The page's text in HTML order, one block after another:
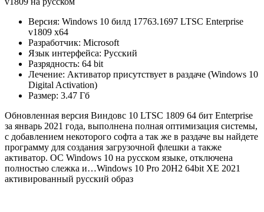
Версия: Windows 10 билд 17763.1697 LTSC Enterprise
v1809 x64
Разработчик: Microsoft
Язык интерфейса: Русский
Разрядность: 64 bit
Лечение: Активатор присутствует в раздаче (Windows 10
Digital Activation)
Размер: 3.47 Гб
Обновленная версия Виндовс 10 LTSC 1809 64 бит Enterprise
за январь 2021 года, выполнена полная оптимизация системы,
с добавлением некоторого софта а так же в раздаче вы найдете
программу для создания загрузочной флешки а также
активатор. ОС Windows 10 на русском языке, отключена
полностью слежка и…Windows 10 Pro 20H2 64bit XE 2021
активированный русский образ